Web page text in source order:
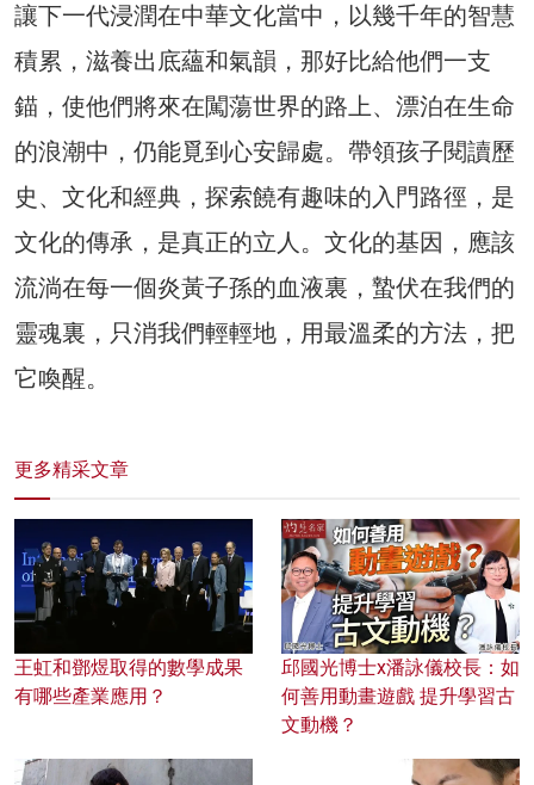
讓下一代浸潤在中華文化當中，以幾千年的智慧
積累，滋養出底蘊和氣韻，那好比給他們一支
錨，使他們將來在闖蕩世界的路上、漂泊在生命
的浪潮中，仍能覓到心安歸處。帶領孩子閱讀歷
史、文化和經典，探索饒有趣味的入門路徑，是
文化的傳承，是真正的立人。文化的基因，應該
流淌在每一個炎黃子孫的血液裏，蟄伏在我們的
靈魂裏，只消我們輕輕地，用最溫柔的方法，把
它喚醒。
更多精采文章
王虹和鄧煜取得的數學成果
有哪些產業應用？
邱國光博士x潘詠儀校長：如
何善用動畫遊戲 提升學習古
文動機？